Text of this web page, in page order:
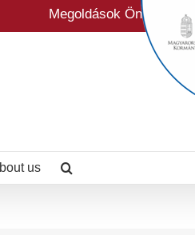
Megoldások Önre szabva
us